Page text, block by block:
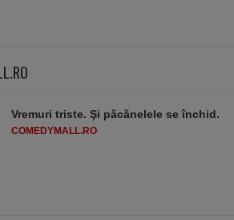
Vremuri triste. Şi păcănelele se închid.
COMEDYMALL.RO